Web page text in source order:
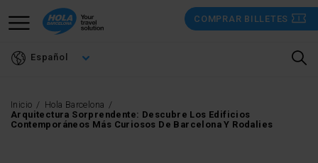
Pasar
COMPRAR BILLETES
Español
Inicio
Hola Barcelona
Arquitectura Sorprendente: Descubre Los Edificios
Contemporáneos Más Curiosos De Barcelona Y Rodalies